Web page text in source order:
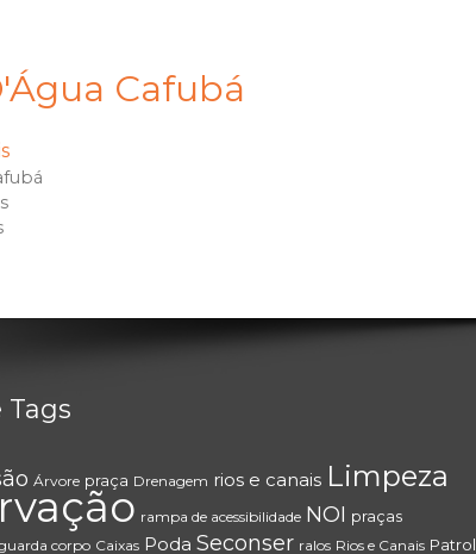
Cafubá
Tags
Árvore praça Drenagem rios e canais Limpeza
rampa de acessibilidade NOI praças
corpo Caixas Poda Seconser ralos Rios e Canais Patrol